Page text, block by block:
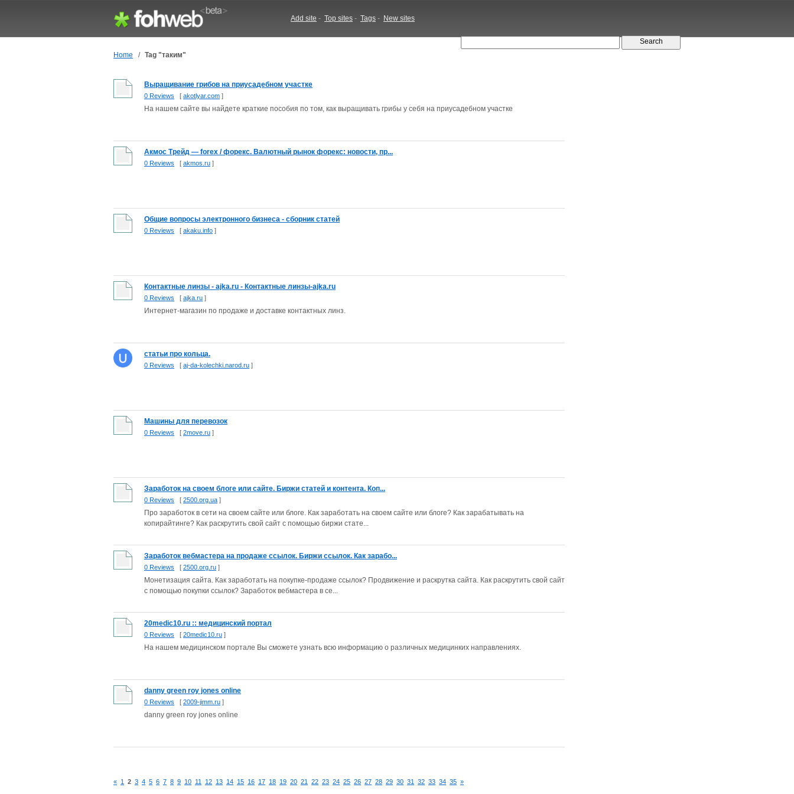
Add site - Top sites - Tags - New sites
Home / Tag "таким"
Выращивание грибов на приусадебном участке
0 Reviews [ akotlyar.com ]
На нашем сайте вы найдете краткие пособия по том, как выращивать грибы у себя на приусадебном участке
Акмос Трейд — forex / форекс. Валютный рынок форекс: новости, пр...
0 Reviews [ akmos.ru ]
Общие вопросы электронного бизнеса - сборник статей
0 Reviews [ akaku.info ]
Контактные линзы - ajka.ru - Контактные линзы-ajka.ru
0 Reviews [ ajka.ru ]
Интернет-магазин по продаже и доставке контактных линз.
статьи про кольца.
0 Reviews [ aj-da-kolechki.narod.ru ]
Машины для перевозок
0 Reviews [ 2move.ru ]
Заработок на своем блоге или сайте. Биржи статей и контента. Коп...
0 Reviews [ 2500.org.ua ]
Про заработок в сети на своем сайте или блоге. Как заработать на своем сайте или блоге? Как зарабатывать на
копирайтинге? Как раскрутить свой сайт с помощью биржи стате...
Заработок вебмастера на продаже ссылок. Биржи ссылок. Как зарабо...
0 Reviews [ 2500.org.ru ]
Монетизация сайта. Как заработать на покупке-продаже ссылок? Продвижение и раскрутка сайта. Как раскрутить свой сайт
с помощью покупки ссылок? Заработок вебмастера в се...
20medic10.ru :: медицинский портал
0 Reviews [ 20medic10.ru ]
На нашем медицинском портале Вы сможете узнать всю информацию о различных медицинких направлениях.
danny green roy jones online
0 Reviews [ 2009-jimm.ru ]
danny green roy jones online
« 1 2 3 4 5 6 7 8 9 10 11 12 13 14 15 16 17 18 19 20 21 22 23 24 25 26 27 28 29 30 31 32 33 34 35 »